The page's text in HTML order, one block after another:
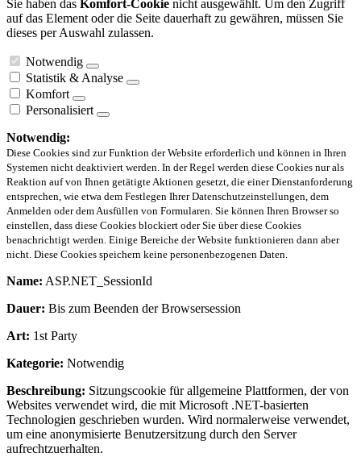
Sie haben das Komfort-Cookie nicht ausgewählt. Um den Zugriff
auf das Element oder die Seite dauerhaft zu gewähren, müssen Sie
dieses per Auswahl zulassen.
Notwendig
Statistik & Analyse
Komfort
Personalisiert
Notwendig:
Diese Cookies sind zur Funktion der Website erforderlich und können in Ihren
Systemen nicht deaktiviert werden. In der Regel werden diese Cookies nur als
Reaktion auf von Ihnen getätigte Aktionen gesetzt, die einer Dienstanforderung
entsprechen, wie etwa dem Festlegen Ihrer Datenschutzeinstellungen, dem
Anmelden oder dem Ausfüllen von Formularen. Sie können Ihren Browser so
einstellen, dass diese Cookies blockiert oder Sie über diese Cookies
benachrichtigt werden. Einige Bereiche der Website funktionieren dann aber
nicht. Diese Cookies speichern keine personenbezogenen Daten.
Name: ASP.NET_SessionId
Dauer: Bis zum Beenden der Browsersession
Art: 1st Party
Kategorie: Notwendig
Beschreibung: Sitzungscookie für allgemeine Plattformen, der von
Websites verwendet wird, die mit Microsoft .NET-basierten
Technologien geschrieben wurden. Wird normalerweise verwendet,
um eine anonymisierte Benutzersitzung durch den Server
aufrechtzuerhalten.